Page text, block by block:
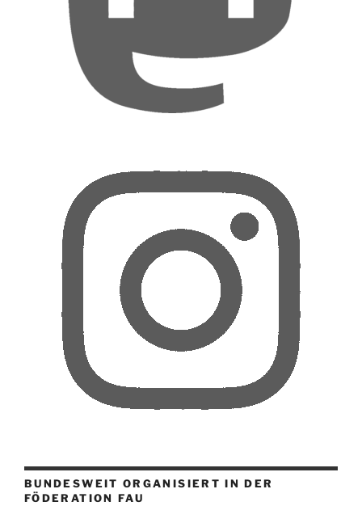
BUNDESWEIT ORGANISIERT IN DER
FÖDERATION FAU